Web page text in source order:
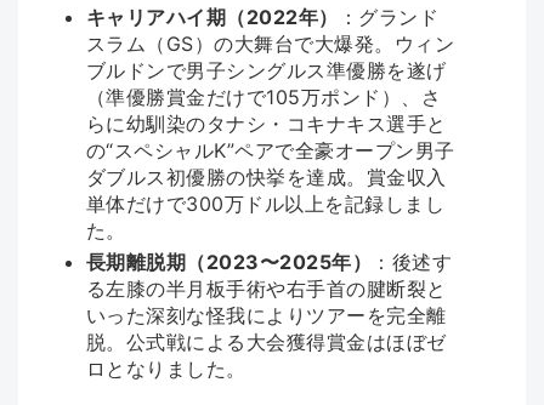
キャリアハイ期（2022年）
：グランド
スラム（GS）の大舞台で大爆発。ウィン
ブルドンで男子シングルス準優勝を遂げ
（準優勝賞金だけで105万ポンド）、さ
らに幼馴染のタナシ・コキナキス選手と
の“スペシャルK”ペアで全豪オープン男子
ダブルス初優勝の快挙を達成。賞金収入
単体だけで300万ドル以上を記録しまし
た。
長期離脱期（2023〜2025年）
：後述す
る左膝の半月板手術や右手首の腱断裂と
いった深刻な怪我によりツアーを完全離
脱。公式戦による大会獲得賞金はほぼゼ
ロとなりました。